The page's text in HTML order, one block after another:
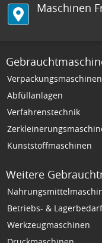
Maschinen
Verpackungsmaschinen
Abfüllanlagen
Verfahrenstechnik
Kunststoffmaschinen
Weitere
Betriebs- & Lagerbedarf
Werkzeugmaschinen